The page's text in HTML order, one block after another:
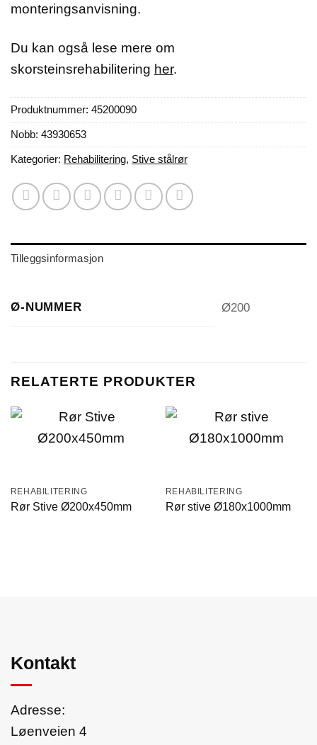
monteringsanvisning.
Du kan også lese mere om
skorsteinsrehabilitering her.
Produktnummer: 45200090
Nobb: 43930653
Kategorier: Rehabilitering, Stive stålrør
Tilleggsinformasjon
Ø-NUMMER Ø200
RELATERTE PRODUKTER
REHABILITERING
Rør Stive Ø200x450mm
REHABILITERING
Rør stive Ø180x1000mm
Kontakt
Adresse:
Løenveien 4